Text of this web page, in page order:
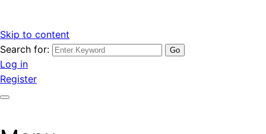
Skip to content
รับจ้างโพสต์ขายบ้านราคาถูก รับโพสต์ลงเว็บขายบ้าน ที่ดิน อสัง
หา โพสต์คุณภาพ ราคาคุ้มค่า แตกต่างกว่า
เว็บไซต์ รับจ้างโพสต์ขายบ้านราคาถูก อสังหา ทีดิน โพสต์ลงเว็บ
ขายบ้าน รับโพสต์ที่ดิน อสังหา เน้นผลงาน รับรองคุณภาพ ติดกู
เกิ้ลหน้าแรกทุกโพสต์ได้จริง ที่เดียวในไทย
Search for:
Log in
Register